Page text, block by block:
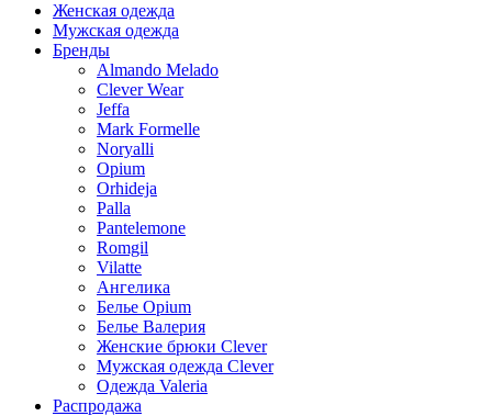
Женская одежда
Мужская одежда
Бренды
Almando Melado
Clever Wear
Jeffa
Mark Formelle
Noryalli
Opium
Orhideja
Palla
Pantelemone
Romgil
Vilatte
Ангелика
Белье Opium
Белье Валерия
Женские брюки Clever
Мужская одежда Clever
Одежда Valeria
Распродажа